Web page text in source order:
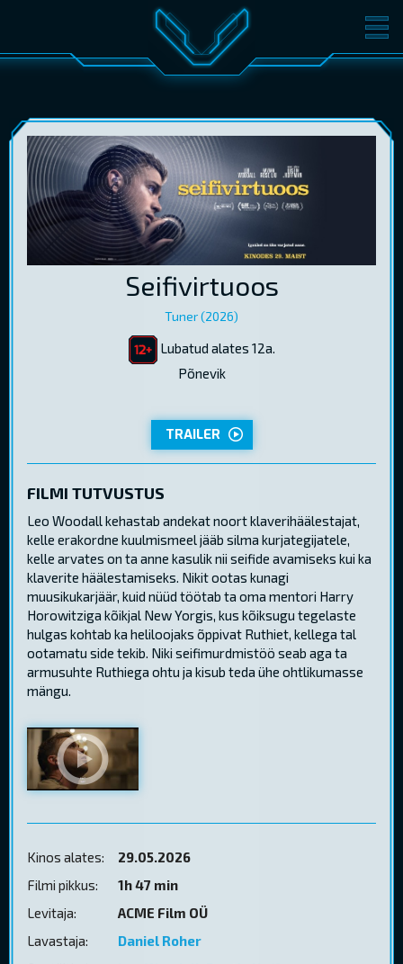
FILMID PILETID
KONVERENTS V-KLUBI
KINKEKAARDID
Seifivirtuoos
Tuner (2026)
Lubatud alates 12a.
Põnevik
TRAILER
FILMI TUTVUSTUS
Leo Woodall kehastab andekat noort klaverihäälestajat,
kelle erakordne kuulmismeel jääb silma kurjategijatele,
kelle arvates on ta anne kasulik nii seifide avamiseks kui ka
klaverite häälestamiseks. Nikit ootas kunagi
muusikukarjäär, kuid nüüd töötab ta oma mentori Harry
Horowitziga kõikjal New Yorgis, kus kõiksugu tegelaste
hulgas kohtab ka heliloojaks õppivat Ruthiet, kellega tal
ootamatu side tekib. Niki seifimurdmistöö seab aga ta
armusuhte Ruthiega ohtu ja kisub teda ühe ohtlikumasse
mängu.
Kinos alates:
29.05.2026
Filmi pikkus:
1h 47 min
Levitaja:
ACME Film OÜ
Lavastaja:
Daniel Roher